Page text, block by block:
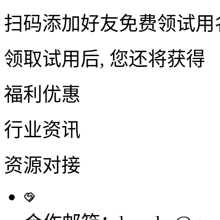
扫码添加好友免费领试用
领取试用后, 您还将获得
福利优惠
行业资讯
资源对接